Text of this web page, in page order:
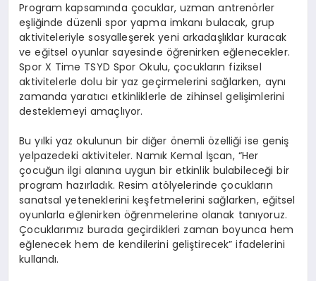
Program kapsamında çocuklar, uzman antrenörler
eşliğinde düzenli spor yapma imkanı bulacak, grup
aktiviteleriyle sosyalleşerek yeni arkadaşlıklar kuracak
ve eğitsel oyunlar sayesinde öğrenirken eğlenecekler.
Spor X Time TSYD Spor Okulu, çocukların fiziksel
aktivitelerle dolu bir yaz geçirmelerini sağlarken, aynı
zamanda yaratıcı etkinliklerle de zihinsel gelişimlerini
desteklemeyi amaçlıyor.
Bu yılki yaz okulunun bir diğer önemli özelliği ise geniş
yelpazedeki aktiviteler. Namık Kemal İşcan, “Her
çocuğun ilgi alanına uygun bir etkinlik bulabileceği bir
program hazırladık. Resim atölyelerinde çocukların
sanatsal yeteneklerini keşfetmelerini sağlarken, eğitsel
oyunlarla eğlenirken öğrenmelerine olanak tanıyoruz.
Çocuklarımız burada geçirdikleri zaman boyunca hem
eğlenecek hem de kendilerini geliştirecek” ifadelerini
kullandı.